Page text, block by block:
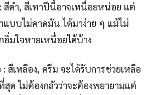
สีดำ, สีเทาปีนี้อาจเหนื่อยหน่อย แต่
แบบไม่คาดมัน ได้มาง่าย ๆ แม้ไม่
อิ่มใจหายเหนื่อยได้บ้าง
สีเหลือง, ครีม จะได้รับการช่วยเหลือ
ด ไม่ต้องกลัวว่าจะต้องพยายามแต่